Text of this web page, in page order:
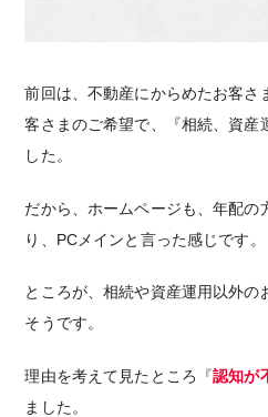
前回は、不動産にからめたお客さ
客さまのご希望で、『相続、資産
した。
だから、ホームページも、年配の
り、PCメインと言った感じです。
ところが、相続や資産運用以外の
そうです。
理由を考えて見たところ『認知が
ました。